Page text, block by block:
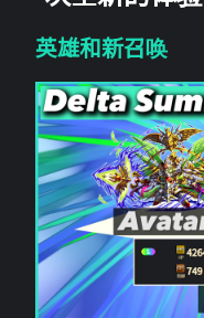
英雄和新召唤